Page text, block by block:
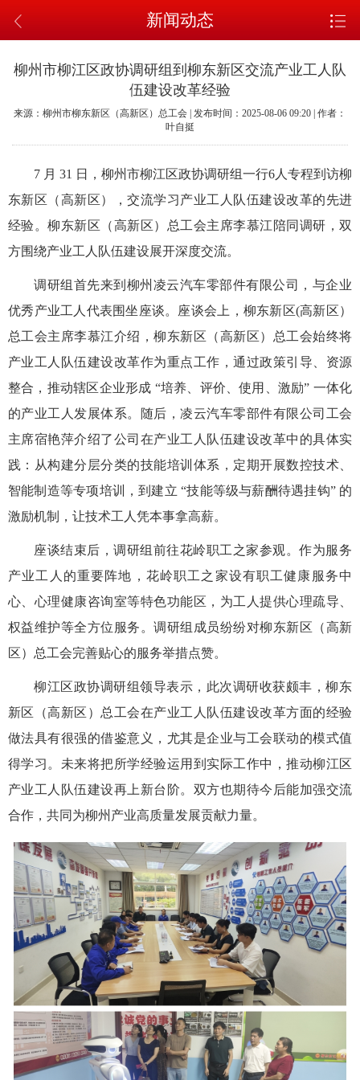
新闻动态
柳州市柳江区政协调研组到柳东新区交流产业工人队
伍建设改革经验
来源：柳州市柳东新区（高新区）总工会 | 发布时间：2025-08-06 09:20 | 作者：
叶自挺
7 月 31 日，柳州市柳江区政协调研组一行6人专程到访柳
东新区（高新区），交流学习产业工人队伍建设改革的先进
经验。柳东新区（高新区）总工会主席李慕江陪同调研，双
方围绕产业工人队伍建设展开深度交流。
调研组首先来到柳州凌云汽车零部件有限公司，与企业
优秀产业工人代表围坐座谈。座谈会上，柳东新区(高新区）
总工会主席李慕江介绍，柳东新区（高新区）总工会始终将
产业工人队伍建设改革作为重点工作，通过政策引导、资源
整合，推动辖区企业形成 “培养、评价、使用、激励” 一体化
的产业工人发展体系。随后，凌云汽车零部件有限公司工会
主席宿艳萍介绍了公司在产业工人队伍建设改革中的具体实
践：从构建分层分类的技能培训体系，定期开展数控技术、
智能制造等专项培训，到建立 “技能等级与薪酬待遇挂钩” 的
激励机制，让技术工人凭本事拿高薪。
座谈结束后，调研组前往花岭职工之家参观。作为服务
产业工人的重要阵地，花岭职工之家设有职工健康服务中
心、心理健康咨询室等特色功能区，为工人提供心理疏导、
权益维护等全方位服务。调研组成员纷纷对柳东新区（高新
区）总工会完善贴心的服务举措点赞。
柳江区政协调研组领导表示，此次调研收获颇丰，柳东
新区（高新区）总工会在产业工人队伍建设改革方面的经验
做法具有很强的借鉴意义，尤其是企业与工会联动的模式值
得学习。未来将把所学经验运用到实际工作中，推动柳江区
产业工人队伍建设再上新台阶。双方也期待今后能加强交流
合作，共同为柳州产业高质量发展贡献力量。